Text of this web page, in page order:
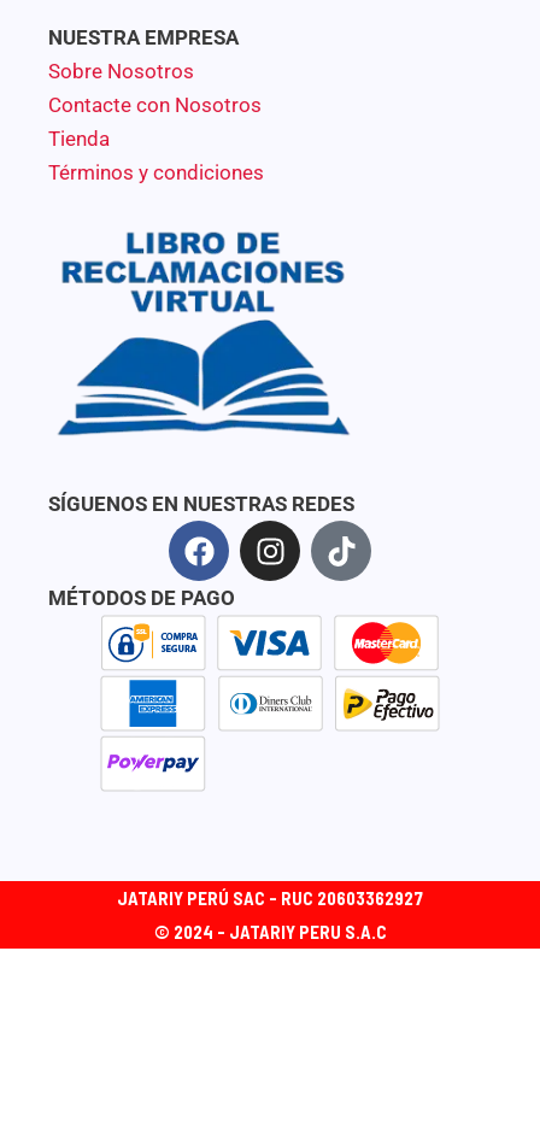
NUESTRA EMPRESA
Sobre Nosotros
Contacte con Nosotros
Tienda
Términos y condiciones
SÍGUENOS EN NUESTRAS REDES
F
a
c
e
o
k
I
n
t
a
g
r
T
i
t
o
k
MÉTODOS DE PAGO
JATARIY PERÚ SAC - RUC 20603362927
© 2024 - JATARIY PERU S.A.C